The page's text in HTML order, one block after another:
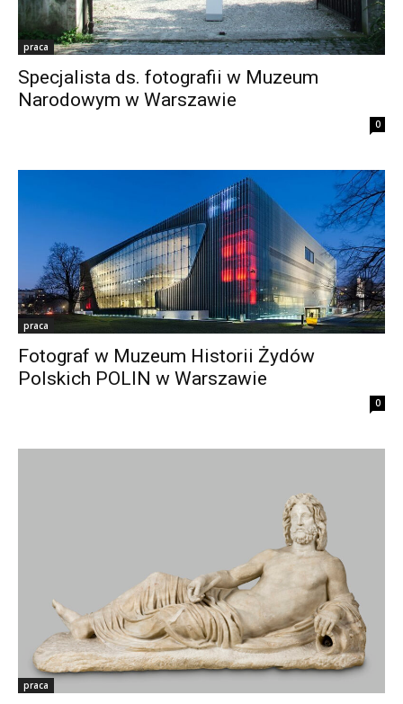
praca
Specjalista ds. fotografii w Muzeum
Narodowym w Warszawie
0
praca
Fotograf w Muzeum Historii Żydów
Polskich POLIN w Warszawie
0
praca